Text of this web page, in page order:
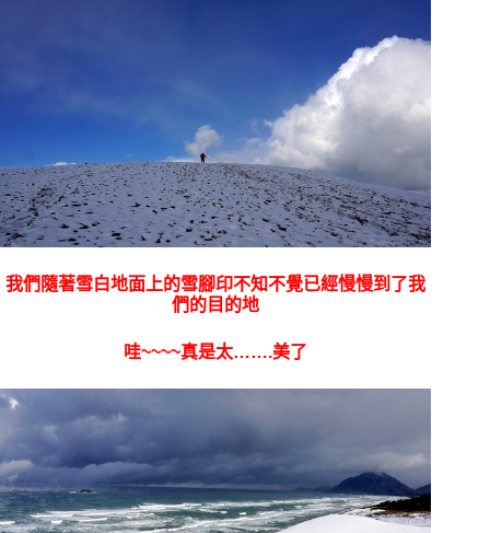
我們隨著雪白地面上的雪腳印不知不覺已經慢慢到了我
們的目的地
哇~~~~真是太…….美了